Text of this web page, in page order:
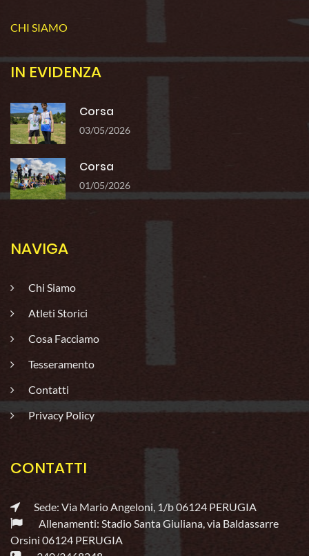
CHI SIAMO
IN EVIDENZA
Corsa
03/05/2026
Corsa
01/05/2026
NAVIGA
Chi Siamo
Atleti Storici
Cosa Facciamo
Tesseramento
Contatti
Privacy Policy
CONTATTI
Sede: Via Mario Angeloni, 1/b 06124 PERUGIA
Allenamenti: Stadio Santa Giuliana, via Baldassarre
Orsini 06124 PERUGIA